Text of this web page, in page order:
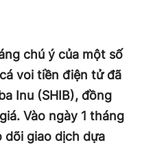
chú ý của một số
voi tiền điện tử đã
Inu (SHIB), đồng
Vào ngày 1 tháng
dõi giao dịch dựa